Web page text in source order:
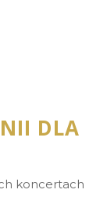
DLA
koncertach